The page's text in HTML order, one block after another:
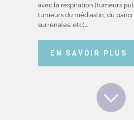
avec la respiration (tumeurs
tumeurs du médiastin, du
surrénales..etc)…
EN SAVOIR PLUS
